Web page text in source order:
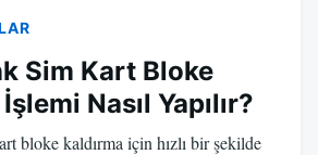
Sim Kart Bloke
Nasıl Yapılır?
bloke kaldırma için hızlı bir şekilde